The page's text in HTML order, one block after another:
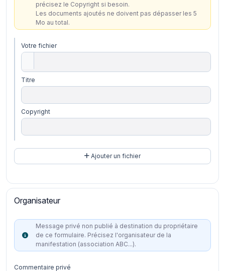
précisez le Copyright si besoin.
Les documents ajoutés ne doivent pas dépasser les 5
Mo au total.
Votre fichier
Titre
Copyright
Ajouter un fichier
Organisateur
Message privé non publié à destination du propriétaire
de ce formulaire. Précisez l'organisateur de la
manifestation (association ABC...).
Commentaire privé